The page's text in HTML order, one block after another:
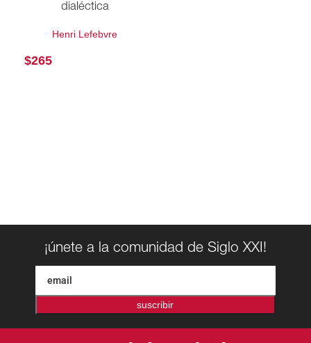
dialéctica
Henri Lefebvre
$265
¡únete a la comunidad de Siglo XXI!
suscribir